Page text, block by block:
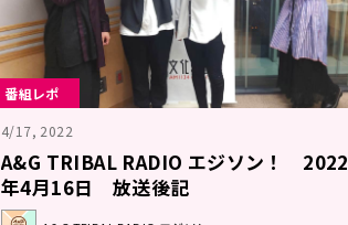
番組レポ
4/17, 2022
A&G TRIBAL RADIO エジソン！ 2022
年4月16日 放送後記